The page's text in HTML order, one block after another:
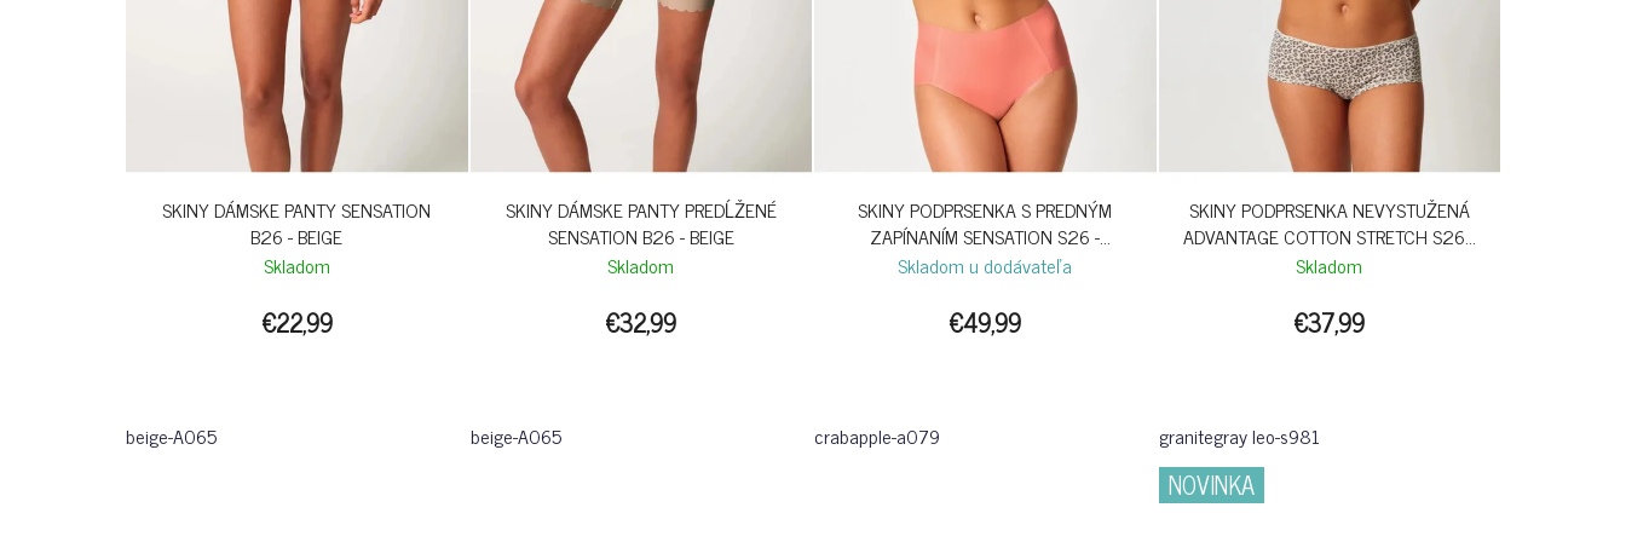
SKINY DÁMSKE PANTY SENSATION
B26 - BEIGE
Skladom
€22,99
beige-A065
SKINY DÁMSKE PANTY PREDĹŽENÉ
SENSATION B26 - BEIGE
Skladom
€32,99
beige-A065
SKINY PODPRSENKA S PREDNÝM
ZAPÍNANÍM SENSATION S26 -
CRABAPPLE
Skladom u dodávateľa
€49,99
crabapple-a079
SKINY PODPRSENKA NEVYSTUŽENÁ
ADVANTAGE COTTON STRETCH S26 -
GRANITLEO
Skladom
€37,99
granitegray leo-s981
NOVINKA